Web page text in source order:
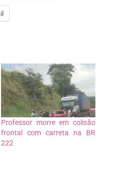
Professor morre em colisão
frontal com carreta na BR
222